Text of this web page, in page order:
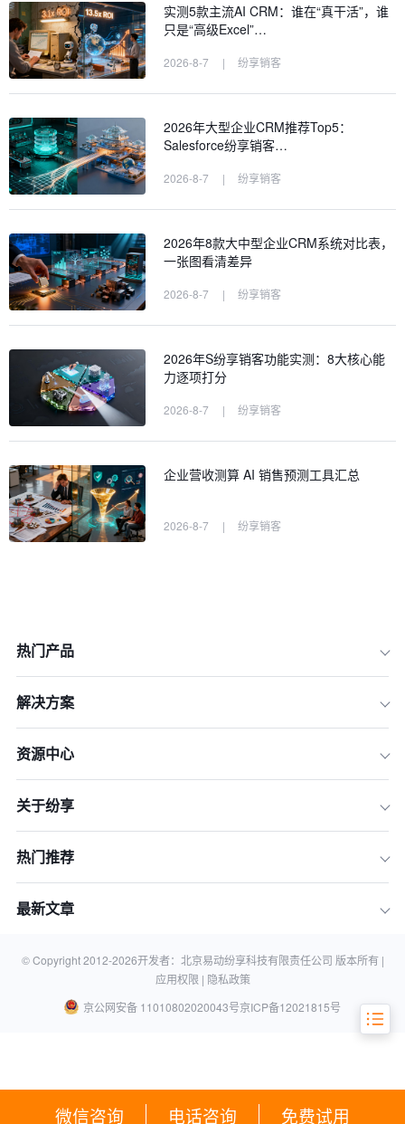
微信咨询 电话咨询 免费试用
网络销售有哪些优点
实测5款主流AI CRM：谁在“真干活”，谁
只是“高级Excel”…
2026-8-7 | 纷享销客
2026年大型企业CRM推荐Top5：
Salesforce纷享销客…
2026-8-7 | 纷享销客
2026年8款大中型企业CRM系统对比表，
一张图看清差异
2026-8-7 | 纷享销客
2026年S纷享销客功能实测：8大核心能
力逐项打分
2026-8-7 | 纷享销客
企业营收测算 AI 销售预测工具汇总
2026-8-7 | 纷享销客
热门产品
解决方案
资源中心
关于纷享
热门推荐
最新文章
© Copyright 2012-2026开发者：北京易动纷享科技有限责任公司 版本所有 |
应用权限 | 隐私政策
京公网安备 11010802020043号京ICP备12021815号